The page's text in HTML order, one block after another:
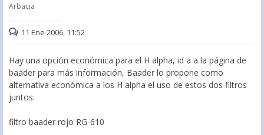
Arbacia
11 Ene 2006, 11:52
Hay una opción económica para el H alpha, id a a la página de
baader para más información, Baader lo propone como
alternativa económica a los H alpha el uso de estos dos filtros
juntos:
filtro baader rojo RG-610